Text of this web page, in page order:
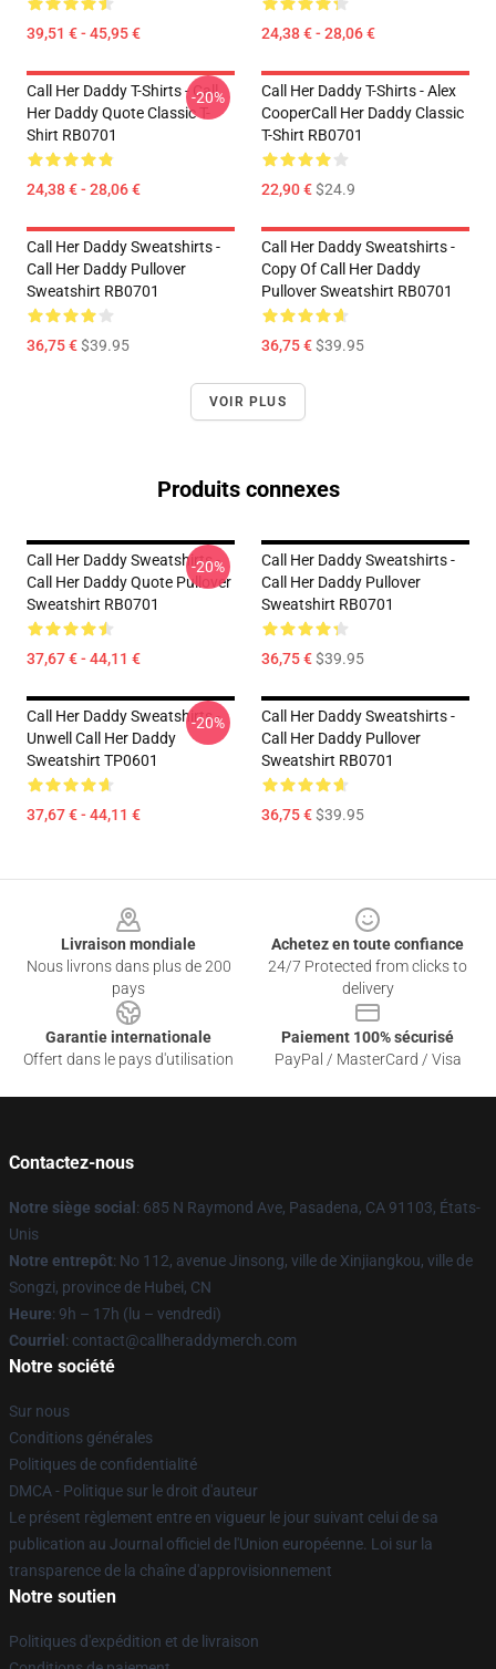
39,51 € - 45,95 € 24,38 € - 28,06 €
Call Her Daddy T-Shirts - Call
Her Daddy Quote Classic T-
Shirt RB0701
24,38 € - 28,06 €
-20%
Call Her Daddy T-Shirts - Alex
CooperCall Her Daddy Classic
T-Shirt RB0701
22,90 €$24.9
Call Her Daddy Sweatshirts -
Call Her Daddy Pullover
Sweatshirt RB0701
36,75 €$39.95
Call Her Daddy Sweatshirts -
Copy Of Call Her Daddy
Pullover Sweatshirt RB0701
36,75 €$39.95
VOIR PLUS
Produits connexes
Call Her Daddy Sweatshirts -
Call Her Daddy Quote Pullover
Sweatshirt RB0701
37,67 € - 44,11 €
-20%
Call Her Daddy Sweatshirts -
Call Her Daddy Pullover
Sweatshirt RB0701
36,75 €$39.95
Call Her Daddy Sweatshirts -
Unwell Call Her Daddy
Sweatshirt TP0601
37,67 € - 44,11 €
-20%
Call Her Daddy Sweatshirts -
Call Her Daddy Pullover
Sweatshirt RB0701
36,75 €$39.95
Livraison mondiale
Nous livrons dans plus de 200
pays
Achetez en toute confiance
24/7 Protected from clicks to
delivery
Garantie internationale
Offert dans le pays d'utilisation
Paiement 100% sécurisé
PayPal / MasterCard / Visa
Contactez-nous
Notre siège social : 685 N Raymond Ave, Pasadena, CA 91103, États-
Unis
Notre entrepôt: No 112, avenue Jinsong, ville de Xinjiangkou, ville de
Songzi, province de Hubei, CN
Heure: 9h – 17h (lu – vendredi)
Courriel : contact@callheraddymerch.com
Notre société
Sur nous
Conditions générales
Politiques de confidentialité
DMCA - Politique sur le droit d'auteur
Le présent règlement entre en vigueur le jour suivant celui de sa
publication au Journal officiel de l'Union européenne. Loi sur la
transparence de la chaîne d'approvisionnement
Notre soutien
Politiques d'expédition et de livraison